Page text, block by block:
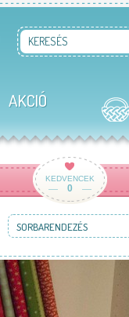
AKCIÓ
KERESÉS
KEDVENCEK
0
SORBARENDEZÉS